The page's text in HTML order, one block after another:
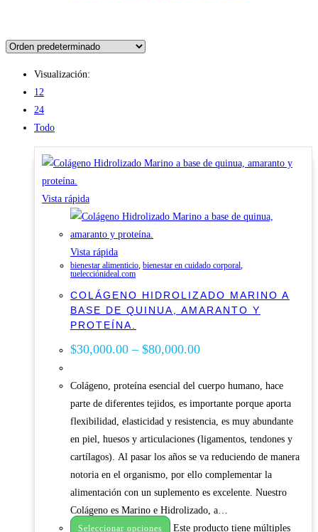
Visualización:
12
24
Todo
Vista rápida
Vista rápida
bienestar alimenticio, bienestar en cuidado corporal,
tuelecciónideal.com
COLÁGENO HIDROLIZADO MARINO A
BASE DE QUINUA, AMARANTO Y
PROTEÍNA.
$30,000.00 – $80,000.00
Colágeno, proteína esencial del cuerpo humano, hace
parte de diferentes tejidos, es importante porque aporta
flexibilidad, elasticidad y resistencia, es muy abundante
en piel, huesos y articulaciones (ligamentos, tendones y
cartílagos). Al pasar los años se va reduciendo de manera
notoria en el organismo, por ello complementar la
alimentación con un suplemento es excelente. Nuestro
Colágeno es Marino e Hidrolizado, a…
Seleccionar opciones
Este producto tiene múltiples